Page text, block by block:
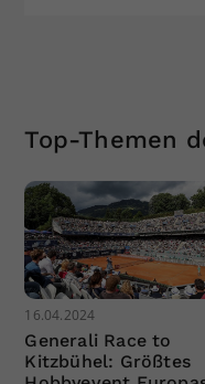
Top-Themen
16.04.2024
Generali Race to
Kitzbühel: Größtes